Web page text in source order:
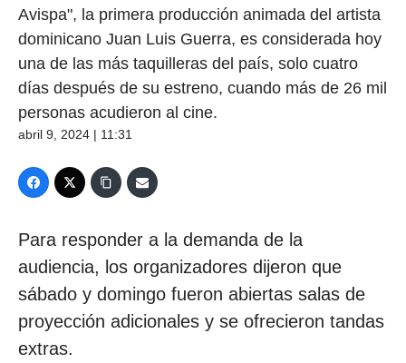
Avispa", la primera producción animada del artista
dominicano Juan Luis Guerra, es considerada hoy
una de las más taquilleras del país, solo cuatro
días después de su estreno, cuando más de 26 mil
personas acudieron al cine.
abril 9, 2024 | 11:31
Para responder a la demanda de la
audiencia, los organizadores dijeron que
sábado y domingo fueron abiertas salas de
proyección adicionales y se ofrecieron tandas
extras.